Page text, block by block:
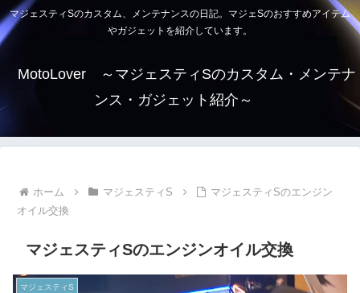
マジェスティSのカスタム、メンテナンスの日記。マジェSのおすすめアイテム
やガジェットを紹介しています。
MotoLover ～マジェスティSのカスタム・メンテナ
ンス・ガジェット紹介～
ホーム マジェスティS
マジェスティSのエンジン
オイル交換
マジェスティSのエンジンオイル交換
マジェスティS